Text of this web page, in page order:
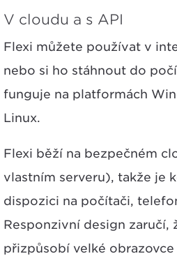
V cloudu a s API
Flexi můžete používat v
nebo si ho stáhnout do
funguje na platformách
Linux.
Flexi běží na bezpečném
vlastním serveru), takže je
dispozici na počítači,
Responzivní design zaručí,
přizpůsobí velké